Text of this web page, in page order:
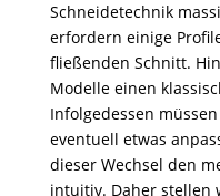
Schneidetechnik
erfordern einige
fließenden Schnitt.
Modelle einen
Infolgedessen
eventuell etwas
dieser Wechsel den
intuitiv. Daher stellen